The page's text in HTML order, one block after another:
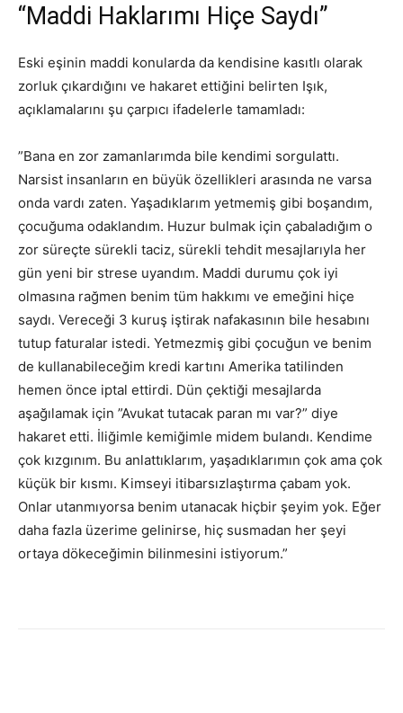
“Maddi Haklarımı Hiçe Saydı”
Eski eşinin maddi konularda da kendisine kasıtlı olarak
zorluk çıkardığını ve hakaret ettiğini belirten Işık,
açıklamalarını şu çarpıcı ifadelerle tamamladı:
”Bana en zor zamanlarımda bile kendimi sorgulattı.
Narsist insanların en büyük özellikleri arasında ne varsa
onda vardı zaten. Yaşadıklarım yetmemiş gibi boşandım,
çocuğuma odaklandım. Huzur bulmak için çabaladığım o
zor süreçte sürekli taciz, sürekli tehdit mesajlarıyla her
gün yeni bir strese uyandım. Maddi durumu çok iyi
olmasına rağmen benim tüm hakkımı ve emeğini hiçe
saydı. Vereceği 3 kuruş iştirak nafakasının bile hesabını
tutup faturalar istedi. Yetmezmiş gibi çocuğun ve benim
de kullanabileceğim kredi kartını Amerika tatilinden
hemen önce iptal ettirdi. Dün çektiği mesajlarda
aşağılamak için ”Avukat tutacak paran mı var?” diye
hakaret etti. İliğimle kemiğimle midem bulandı. Kendime
çok kızgınım. Bu anlattıklarım, yaşadıklarımın çok ama çok
küçük bir kısmı. Kimseyi itibarsızlaştırma çabam yok.
Onlar utanmıyorsa benim utanacak hiçbir şeyim yok. Eğer
daha fazla üzerime gelinirse, hiç susmadan her şeyi
ortaya dökeceğimin bilinmesini istiyorum.”